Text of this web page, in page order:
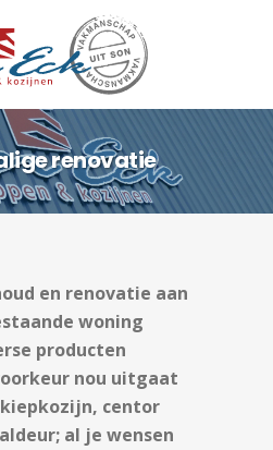
renovatie
en renovatie aan
woning
producten
nou uitgaat
centor
al je wensen